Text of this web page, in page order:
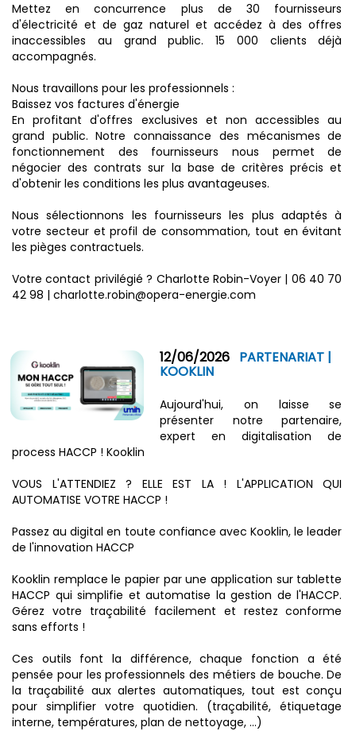
Mettez en concurrence plus de 30 fournisseurs
d'électricité et de gaz naturel et accédez à des offres
inaccessibles au grand public. 15 000 clients déjà
accompagnés.
Nous travaillons pour les professionnels :
Baissez vos factures d'énergie
En profitant d'offres exclusives et non accessibles au
grand public. Notre connaissance des mécanismes de
fonctionnement des fournisseurs nous permet de
négocier des contrats sur la base de critères précis et
d'obtenir les conditions les plus avantageuses.
Nous sélectionnons les fournisseurs les plus adaptés à
votre secteur et profil de consommation, tout en évitant
les pièges contractuels.
Votre contact privilégié ? Charlotte Robin-Voyer | 06 40 70
42 98 | charlotte.robin@opera-energie.com
12/06/2026 PARTENARIAT |
KOOKLIN
Aujourd'hui, on laisse se
présenter notre partenaire,
expert en digitalisation de
process HACCP ! Kooklin
VOUS L'ATTENDIEZ ? ELLE EST LA ! L'APPLICATION QUI
AUTOMATISE VOTRE HACCP !
Passez au digital en toute confiance avec Kooklin, le leader
de l'innovation HACCP
Kooklin remplace le papier par une application sur tablette
HACCP qui simplifie et automatise la gestion de l'HACCP.
Gérez votre traçabilité facilement et restez conforme
sans efforts !
Ces outils font la différence, chaque fonction a été
pensée pour les professionnels des métiers de bouche. De
la traçabilité aux alertes automatiques, tout est conçu
pour simplifier votre quotidien. (traçabilité, étiquetage
interne, températures, plan de nettoyage, …)